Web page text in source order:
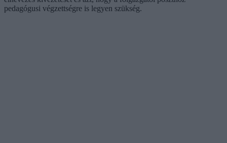
pedagógusi végzettségre is legyen szükség.